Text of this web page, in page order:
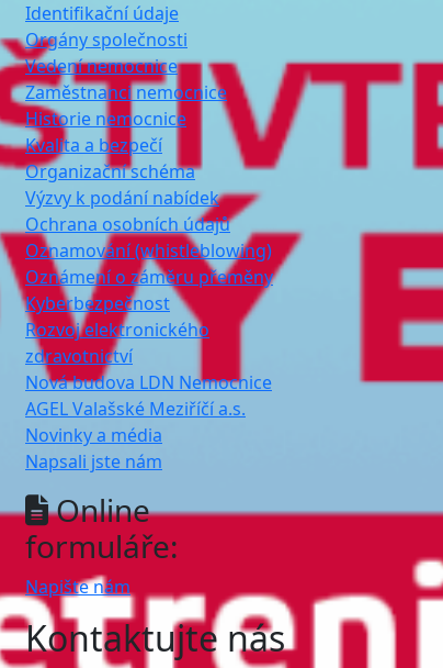
Identifikační údaje
Orgány společnosti
Vedení nemocnice
Zaměstnanci nemocnice
Historie nemocnice
Kvalita a bezpečí
Organizační schéma
Výzvy k podání nabídek
Ochrana osobních údajů
Oznamování (whistleblowing)
Oznámení o záměru přeměny
Kyberbezpečnost
Rozvoj elektronického
zdravotnictví
Nová budova LDN Nemocnice
AGEL Valašské Meziříčí a.s.
Novinky a média
Napsali jste nám
Online
formuláře:
Napište nám
Kontaktujte nás